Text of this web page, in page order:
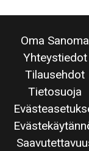
Oma Sanoma
Yhteystiedot
Tilausehdot
Tietosuoja